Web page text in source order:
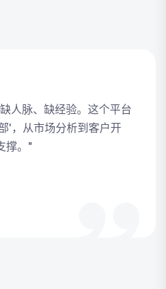
人脉、缺经验。这个平台
'，从市场分析到客户开
撑。"